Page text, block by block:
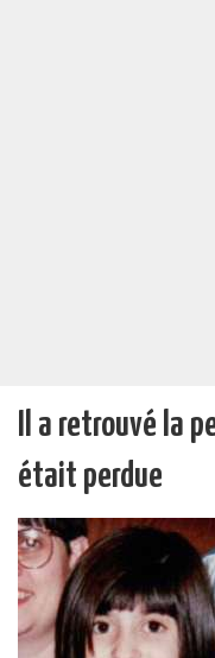
Il a retrouvé la
était perdue